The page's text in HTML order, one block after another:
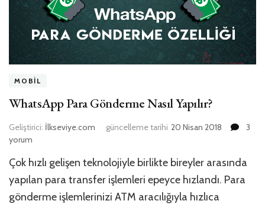
MOBIL
WhatsApp Para Gönderme Nasıl Yapılır?
Geliştirici: İlkseviye.com güncelleme tarihi 20 Nisan 2018
Nasıl
3
yorum
Çok hızlı gelişen teknolojiyle birlikte bireyler arasında
yapılan para transfer işlemleri epeyce hızlandı. Para
gönderme işlemlerinizi ATM aracılığıyla hızlıca